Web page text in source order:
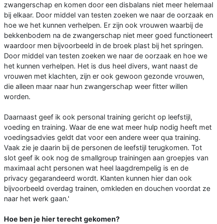
zwangerschap en komen door een disbalans niet meer helemaal
bij elkaar. Door middel van testen zoeken we naar de oorzaak en
hoe we het kunnen verhelpen. Er zijn ook vrouwen waarbij de
bekkenbodem na de zwangerschap niet meer goed functioneert
waardoor men bijvoorbeeld in de broek plast bij het springen.
Door middel van testen zoeken we naar de oorzaak en hoe we
het kunnen verhelpen. Het is dus heel divers, want naast de
vrouwen met klachten, zijn er ook gewoon gezonde vrouwen,
die alleen maar naar hun zwangerschap weer fitter willen
worden.
Daarnaast geef ik ook personal training gericht op leefstijl,
voeding en training. Waar de ene wat meer hulp nodig heeft met
voedingsadvies geldt dat voor een andere weer qua training.
Vaak zie je daarin bij de personen de leefstijl terugkomen. Tot
slot geef ik ook nog de smallgroup trainingen aan groepjes van
maximaal acht personen wat heel laagdrempelig is en de
privacy gegarandeerd wordt. Klanten kunnen hier dan ook
bijvoorbeeld overdag trainen, omkleden en douchen voordat ze
naar het werk gaan.'
Hoe ben je hier terecht gekomen?